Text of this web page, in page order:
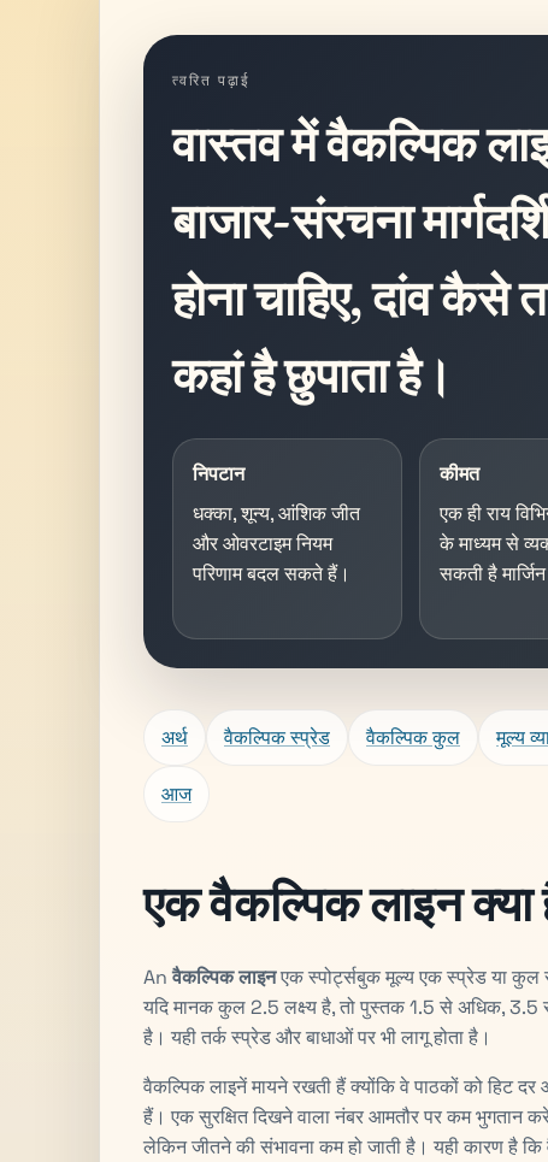
त्वरित पढ़ाई
वास्तव में वैकल्पिक
बाजार-संरचना
होना चाहिए, दांव कैसे
कहां है छुपाता है।
निपटान
धक्का, शून्य, आंशिक जीत
और ओवरटाइम नियम
परिणाम बदल सकते हैं।
कीमत
एक ही राय
के माध्यम से
सकती है
अर्थ वैकल्पिक स्प्रेड वैकल्पिक कुल मूल्य
आज
एक वैकल्पिक लाइन क्या
Anवैकल्पिक लाइनएक स्पोर्ट्सबुक मूल्य एक स्प्रेड या कुल
यदि मानक कुल 2.5 लक्ष्य है, तो पुस्तक 1.5 से अधिक,
है। यही तर्क स्प्रेड और बाधाओं पर भी लागू होता है।
वैकल्पिक लाइनें मायने रखती हैं क्योंकि वे पाठकों को हिट
हैं। एक सुरक्षित दिखने वाला नंबर आमतौर पर कम भुगतान
लेकिन जीतने की संभावना कम हो जाती है। यही कारण है